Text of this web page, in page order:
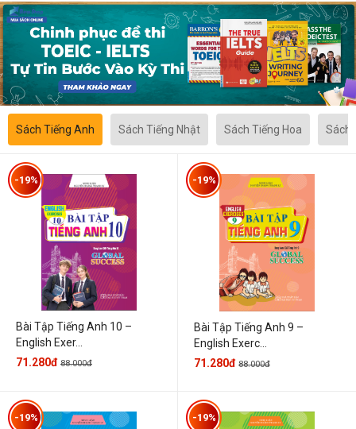
Sách Tiếng Anh Sách Tiếng Nhật Sách Tiếng Hoa Sách
Bài Tập Tiếng Anh 10 –
English Exer...
-19%
71.280đ 88.000đ
Bài Tập Tiếng Anh 9 –
English Exerc...
-19%
71.280đ 88.000đ
-19% -19%